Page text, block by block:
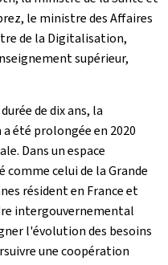
le ministre des Affaires
de la Digitalisation,
supérieur,
de dix ans, la
été prolongée en 2020
Dans un espace
celui de la Grande
résident en France et
intergouvernemental
l'évolution des besoins
une coopération